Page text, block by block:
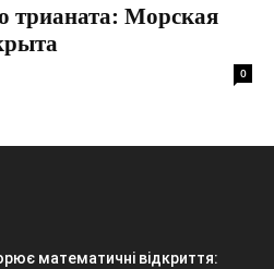
трианата: Морская
0
математичні відкриття: